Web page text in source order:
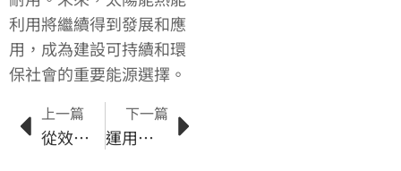
利用將繼續得到發展和應
用，成為建設可持續和環
保社會的重要能源選擇。
上一篇
從效能觀點看太陽能電池：選擇最佳型號的要素
下一篇
運用智慧技術優化太陽能發電效能